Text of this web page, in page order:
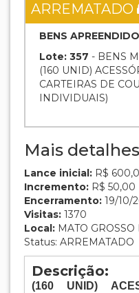
ARREMATADO
BENS
Lote: 357 - BENS
(160 UNID)
CARTEIRAS DE
INDIVIDUAIS)
Mais
Lance inicial: R$
Incremento: R$ 50,00
Encerramento: 19/10/
Visitas: 1370
Local: MATO GROSSO
Status: ARREMATADO
Descrição:
(160 UNID)